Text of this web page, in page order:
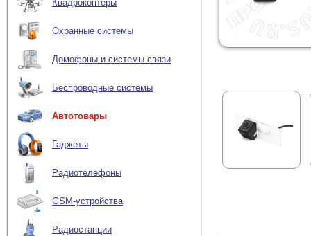
Квадрокоптеры
Охранные системы
Домофоны и системы связи
Беспроводные системы
Автотовары
Гаджеты
Радиотелефоны
GSM-устройства
Радиостанции